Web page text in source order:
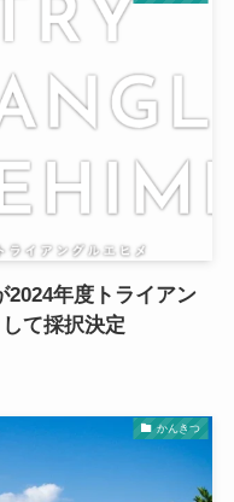
2024年度トライアン
て採択決定
かんきつ